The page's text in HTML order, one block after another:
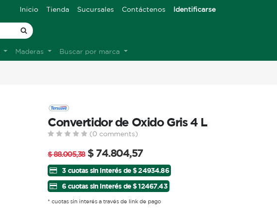
Inicio Tienda Sucursales Contáctenos Identificarse
Maderas Buscar por marca
Convertidor de Oxido Gris 4 L
(0 comments)
$88.005,38 $ 74.804,57
3 cuotas sin interés de $ 24934.86
6 cuotas sin interés de $ 12467.43
* cuotas sin interés a través de link de pago